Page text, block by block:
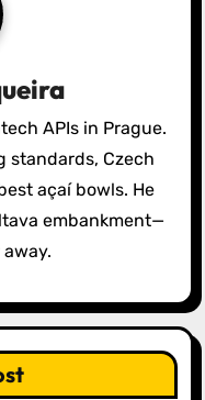
APIs in Prague.
standards, Czech
açaí bowls. He
embankment—